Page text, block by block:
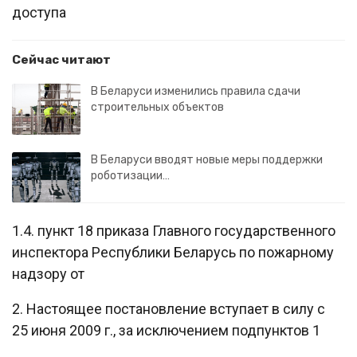
доступа
Сейчас читают
В Беларуси изменились правила сдачи
строительных объектов
В Беларуси вводят новые меры поддержки
роботизации…
1.4. пункт 18 приказа Главного государственного
инспектора Республики Беларусь по пожарному
надзору от
2. Настоящее постановление вступает в силу с
25 июня 2009 г., за исключением подпунктов 1